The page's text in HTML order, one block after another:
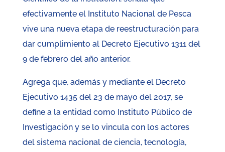
efectivamente el Instituto Nacional de Pesca
vive una nueva etapa de reestructuración para
dar cumplimiento al Decreto Ejecutivo 1311 del
9 de febrero del año anterior.
Agrega que, además y mediante el Decreto
Ejecutivo 1435 del 23 de mayo del 2017, se
define a la entidad como Instituto Público de
Investigación y se lo vincula con los actores
del sistema nacional de ciencia, tecnología,